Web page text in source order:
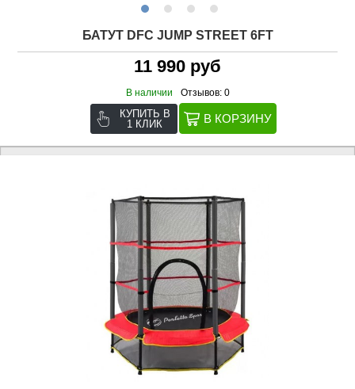
БАТУТ DFC JUMP STREET 6FT
11 990 руб
В наличии Отзывов: 0
КУПИТЬ В
1 КЛИК